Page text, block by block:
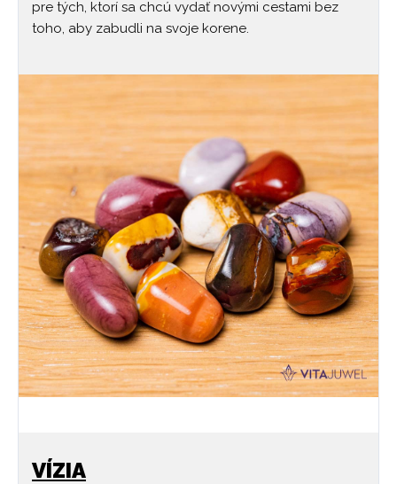
pre tých, ktorí sa chcú vydať novými cestami bez
toho, aby zabudli na svoje korene.
VÍZIA